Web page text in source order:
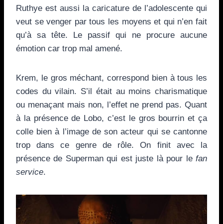
Ruthye est aussi la caricature de l’adolescente qui
veut se venger par tous les moyens et qui n’en fait
qu’à sa tête. Le passif qui ne procure aucune
émotion car trop mal amené.
Krem, le gros méchant, correspond bien à tous les
codes du vilain. S’il était au moins charismatique
ou menaçant mais non, l’effet ne prend pas. Quant
à la présence de Lobo, c’est le gros bourrin et ça
colle bien à l’image de son acteur qui se cantonne
trop dans ce genre de rôle. On finit avec la
présence de Superman qui est juste là pour le fan
service.